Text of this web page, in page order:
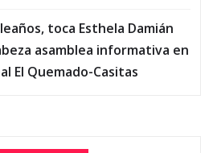
toca Esthela Damián
asamblea informativa en
El Quemado-Casitas